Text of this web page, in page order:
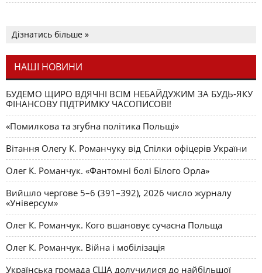
Дізнатись більше »
НАШІ НОВИНИ
БУДЕМО ЩИРО ВДЯЧНІ ВСІМ НЕБАЙДУЖИМ ЗА БУДЬ-ЯКУ
ФІНАНСОВУ ПІДТРИМКУ ЧАСОПИСОВІ!
«Помилкова та згубна політика Польщі»
Вітання Олегу К. Романчуку від Спілки офіцерів України
Олег К. Романчук. «Фантомні болі Білого Орла»
Вийшло чергове 5–6 (391–392), 2026 число журналу
«Універсум»
Олег К. Романчук. Кого вшановує сучасна Польща
Олег К. Романчук. Війна і мобілізація
Українська громада США долучилися до найбільшої